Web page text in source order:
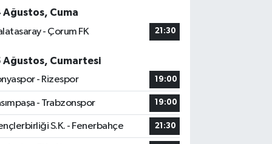
Ağustos, Cuma
- Çorum FK
21:30
Ağustos, Cumartesi
- Rizespor
19:00
- Trabzonspor 19:00
S.K. - Fenerbahçe 21:30